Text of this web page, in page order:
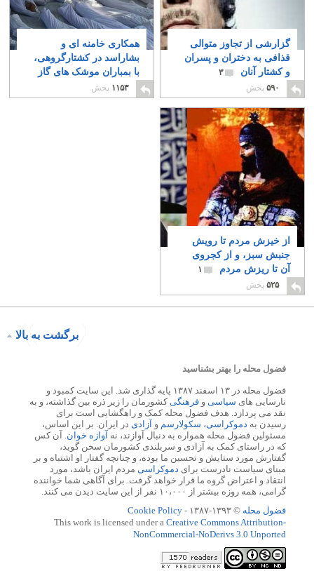
گزارشی از تجاوز متوالی
قذافی به دختران و پسران
و کشتار آنان
۳
۵۹۰ پخش
همکاری خامنه ای و
بشاراسد در کشتارگروهی،
با بمباران موشک های گاز
سمی
۷ ۱۱۵۳ پخش
از خیزش مردم تا رویش
جنبش سبز، و از کجروی
آن تا ریزش مردم
۱
۵۲۵ پخش
برگشت به بالا
فضول محله را بهتر بشناسید
فضول محله در ۱۳ اسفند ۱۳۸۷ پایه گذاری شد. این سایت کمبود و
نارسایی های سیاسی و فرهنگیکشورمان را زیر ذره بین گذاشته، و به
نقد می پردازد. هدف فضول محله کمک و راهگشایی است برای
رسیدن به دموکراسی، سکولارسم و آزادی در ایران. بر این اساس،
مسئولین فضول محله همواره به دنبال آوازند، نه آوازه خوان. آن کس
که در راستای کمک به آزادی و سربلندی کشورمان سخن گوید،
گفتارش مورد ستایش و تحسین ما بوده، و چنانچه گفتار او اشتباه و بر
مبنای سیاست نادرست برای دموکراسی مردم ایران باشد، مورد
انتقاد و اعتراض گروه ما قرار خواهد گرفت. برای آگاهی شما خواننده
گرامی، همه روزه بیشتر از ۱۰،۰۰۰ نفر از این سایت دیدن می کنند.
فضول محله © ۱۳۹۳-۱۳۸۷ -
Cookie Policy
This work is licensed under a Creative Commons Attribution-
NonCommercial-NoDerivs 3.0 Unported